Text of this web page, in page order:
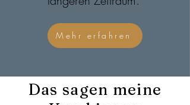
Mehr erfahren
Das sagen meine